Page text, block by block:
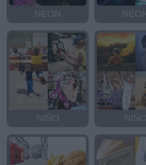
NEON
NIÑO NIÑO